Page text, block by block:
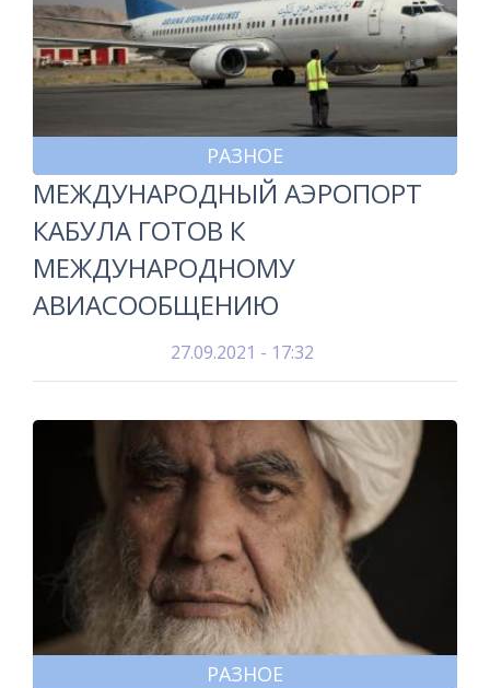
РАЗНОЕ
МЕЖДУНАРОДНЫЙ АЭРОПОРТ
КАБУЛА ГОТОВ К
МЕЖДУНАРОДНОМУ
АВИАСООБЩЕНИЮ
27.09.2021 - 17:32
РАЗНОЕ